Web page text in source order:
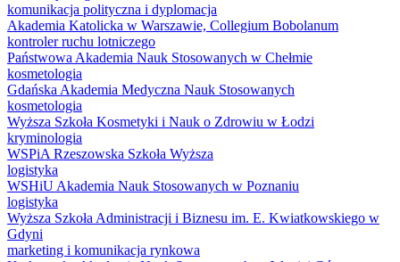
komunikacja polityczna i dyplomacja
Akademia Katolicka w Warszawie, Collegium Bobolanum
kontroler ruchu lotniczego
Państwowa Akademia Nauk Stosowanych w Chełmie
kosmetologia
Gdańska Akademia Medyczna Nauk Stosowanych
kosmetologia
Wyższa Szkoła Kosmetyki i Nauk o Zdrowiu w Łodzi
kryminologia
WSPiA Rzeszowska Szkoła Wyższa
logistyka
WSHiU Akademia Nauk Stosowanych w Poznaniu
logistyka
Wyższa Szkoła Administracji i Biznesu im. E. Kwiatkowskiego w
Gdyni
marketing i komunikacja rynkowa